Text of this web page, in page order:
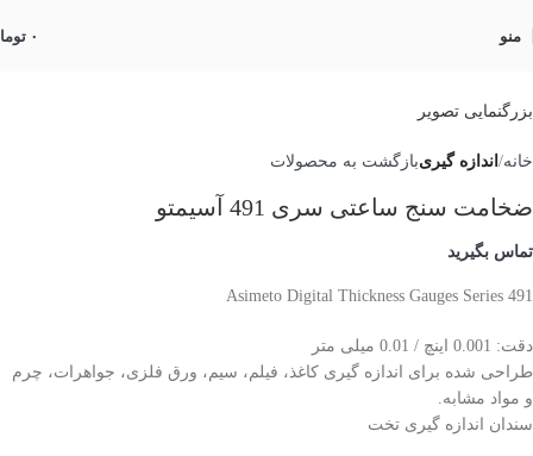
منو ۰
بزرگنمایی تصویر
خانه اندازه گیریبازگشت به محصولات
ضخامت سنج ساعتی سری 491 آسیمتو
تماس بگیرید
Asimeto Digital Thickness Gauges Series 491
دقت: 0.001 اینچ / 0.01 میلی متر
طراحی شده برای اندازه گیری کاغذ، فیلم، سیم، ورق فلزی، جواهرات، چرم
و مواد مشابه.
سندان اندازه گیری تخت